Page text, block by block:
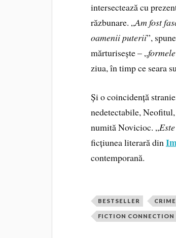
intersectează cu
răzbunare. „Am fost
oamenii puterii”,
mărturisește – „
ziua, în timp ce seara
Și o coincidență
nedetectabile,
numită Novicioc. „
ficțiunea literară din
contemporană.
BESTSELLER CRIME
FICTION CONNECTION